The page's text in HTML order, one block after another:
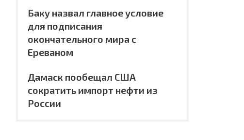
Баку назвал главное условие
для подписания
окончательного мира с
Ереваном
Дамаск пообещал США
сократить импорт нефти из
России